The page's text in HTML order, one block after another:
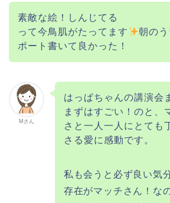
素敵な絵！しんじてる
って今鳥肌がたってます
朝の
ポート書いて良かった！
Mさん
はっぱちゃんの講演会
まずはすごい！のと、
さと一人一人にとても
さる愛に感動です。
私も会うと必ず良い気
存在がマッチさん！な